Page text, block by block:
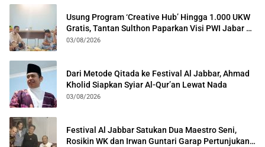
Usung Program ‘Creative Hub’ Hingga 1.000 UKW
Gratis, Tantan Sulthon Paparkan Visi PWI Jabar di
Kota Bogor
03/08/2026
Dari Metode Qitada ke Festival Al Jabbar, Ahmad
Kholid Siapkan Syiar Al-Qur’an Lewat Nada
03/08/2026
Festival Al Jabbar Satukan Dua Maestro Seni,
Rosikin WK dan Irwan Guntari Garap Pertunjukan